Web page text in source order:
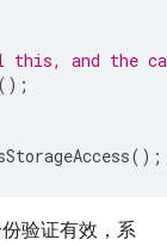
this, and the
();
();
验证有效，系